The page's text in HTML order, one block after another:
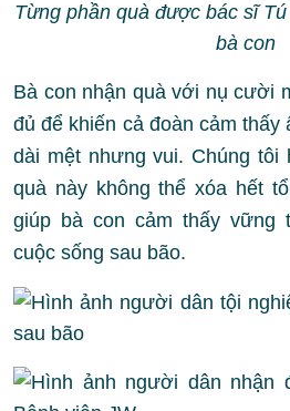
Từng phần quà được bác sĩ
bà con
Bà con nhận quà với nụ cười
đủ để khiến cả đoàn cảm thấy
dài mệt nhưng vui. Chúng tôi
quà này không thể xóa hết
giúp bà con cảm thấy vững
cuộc sống sau bão.